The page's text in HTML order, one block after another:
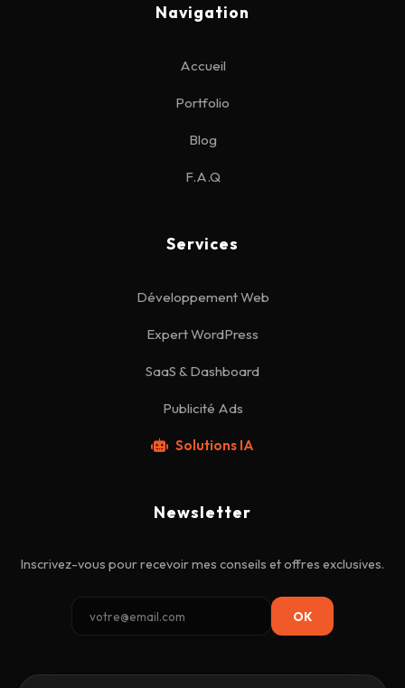
Navigation
Accueil
Portfolio
Blog
F.A.Q
Services
Développement Web
Expert WordPress
SaaS & Dashboard
Publicité Ads
Solutions IA
Newsletter
Inscrivez-vous pour recevoir mes conseils et offres exclusives.
OK